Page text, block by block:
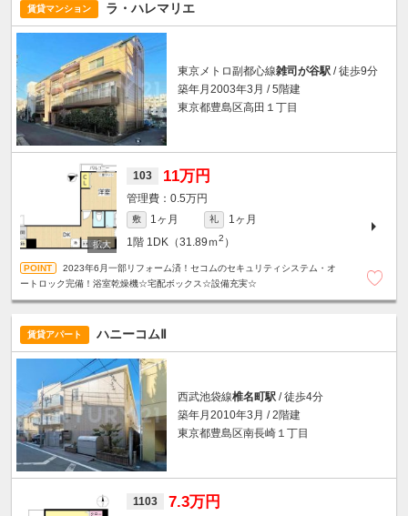
賃貸マンション ラ・ハレマリエ
東京メトロ副都心線雑司が谷駅 / 徒歩9分
築年月2003年3月 / 5階建
東京都豊島区高田１丁目
103 11万円
0.5万円
敷 1ヶ月 礼
1ヶ月
1階 1DK（31.89ｍ2 ）
2023年6月一部リフォーム済！セコムのセキュリティシステム・オ
ートロック完備！浴室乾燥機☆宅配ボックス☆設備充実☆
賃貸アパート ハニーコムⅡ
西武池袋線椎名町駅 / 徒歩4分
築年月2010年3月 / 2階建
東京都豊島区南長崎１丁目
1103 7.3万円